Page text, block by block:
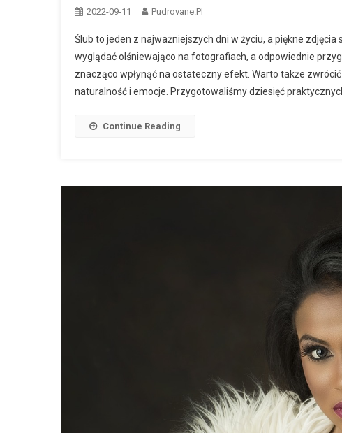
2022-09-11 Pudrovane.pl
Ślub to jeden z najważniejszych dni w życiu, a piękne
wyglądać olśniewająco na fotografiach, a odpowiednie
znacząco wpłynąć na ostateczny efekt. Warto także
naturalność i emocje. Przygotowaliśmy dziesięć
Continue Reading